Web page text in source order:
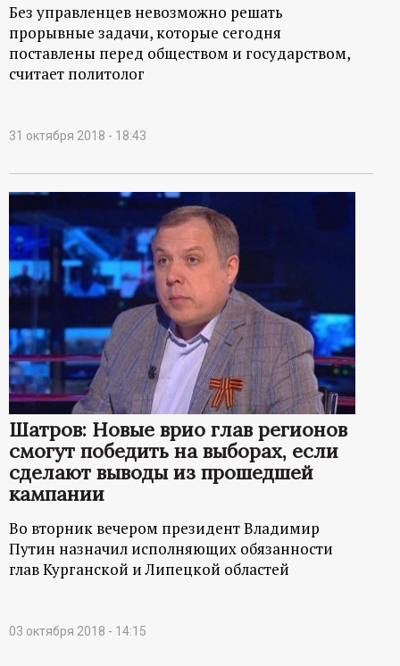
Без управленцев невозможно решать
прорывные задачи, которые сегодня
поставлены перед обществом и государством,
считает политолог
31 октября 2018 - 18:43
Шатров: Новые врио глав регионов
смогут победить на выборах, если
сделают выводы из прошедшей
кампании
Во вторник вечером президент Владимир
Путин назначил исполняющих обязанности
глав Курганской и Липецкой областей
03 октября 2018 - 14:15